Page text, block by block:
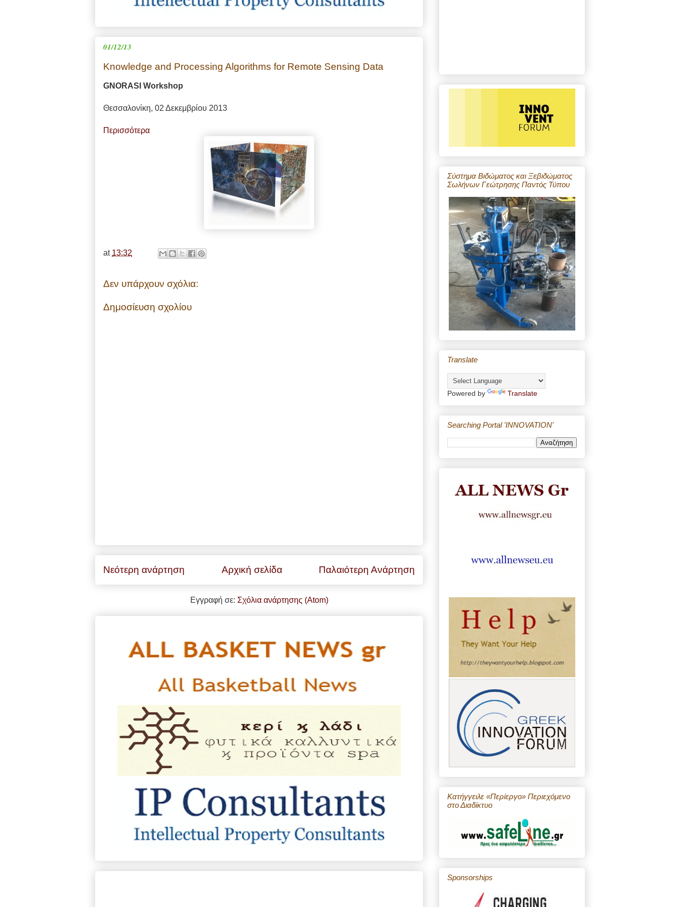
01/12/13
Knowledge and Processing Algorithms for Remote Sensing Data
GNORASI Workshop
Θεσσαλονίκη, 02 Δεκεμβρίου 2013
Περισσότερα
at 13:32
Δεν υπάρχουν σχόλια:
Δημοσίευση σχολίου
Νεότερη ανάρτηση Παλαιότερη Ανάρτηση
Αρχική σελίδα
Εγγραφή σε: Σχόλια ανάρτησης (Atom)
Σύστημα Βιδώματος και Ξεβιδώματος
Σωλήνων Γεώτρησης Παντός Τύπου
Translate
Powered by Translate
Searching Portal 'INNOVATION'
Κατήγγειλε «Περίεργο» Περιεχόμενο
στο Διαδίκτυο
Sponsorships